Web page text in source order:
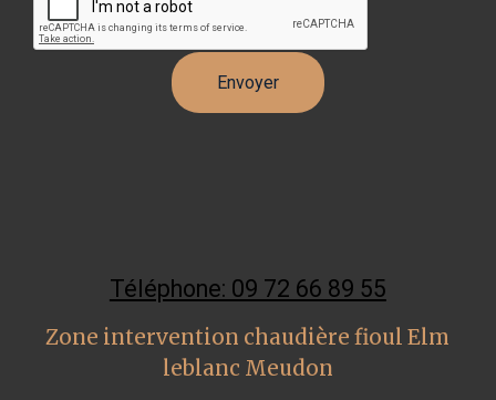
Téléphone: 09 72 66 89 55
Zone intervention chaudière fioul Elm
leblanc Meudon